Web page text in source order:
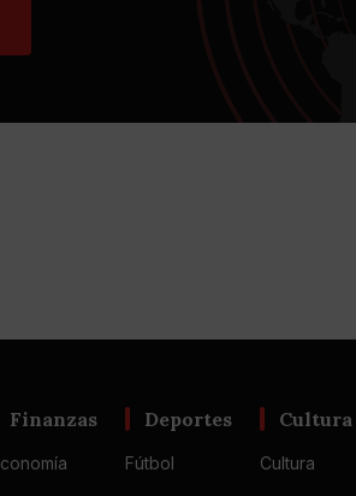
Finanzas Deportes
Fútbol
Cultura
Cultura